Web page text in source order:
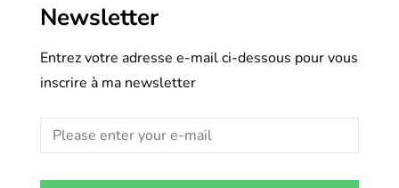
Newsletter
Entrez votre adresse e-mail ci-dessous pour vous
inscrire à ma newsletter